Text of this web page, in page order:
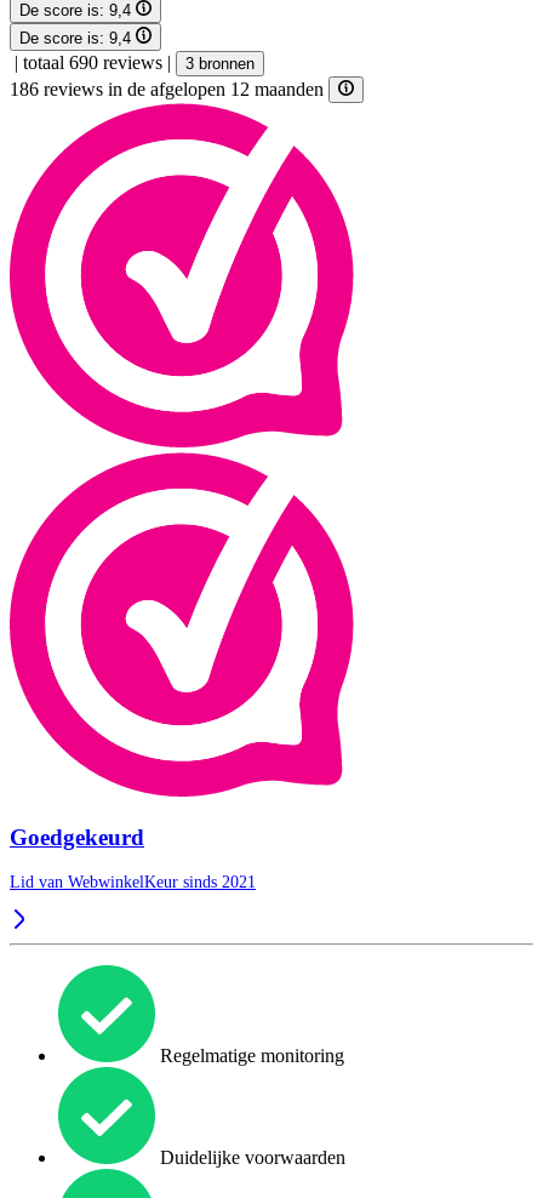
De score is: 9,4
De score is: 9,4
| totaal 690 reviews | 3 bronnen
186 reviews in de afgelopen 12 maanden
Goedgekeurd
Lid van WebwinkelKeur sinds 2021
Regelmatige monitoring
Duidelijke voorwaarden